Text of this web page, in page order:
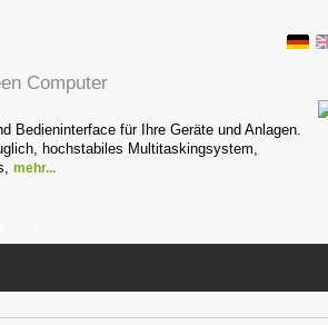
Computer
Bedieninterface für Ihre Geräte und Anlagen.
hochstabiles Multitaskingsystem,
mehr...